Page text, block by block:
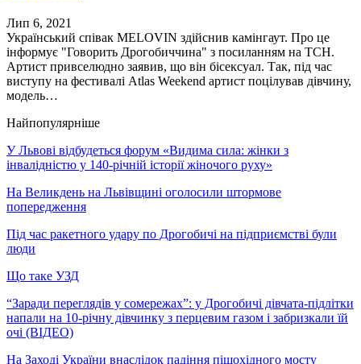
Лип 6, 2021
Український співак MELOVIN здійснив камінгаут. Про це
інформує "Говорить Дрогобиччина" з посиланням на ТСН.
Артист привселюдно заявив, що він бісексуал. Так, під час
виступу на фестивалі Atlas Weekend артист поцілував дівчину,
модель…
Найпопулярніше
У Львові відбудеться форум «Видима сила: жінки з
інвалідністю у 140-річній історії жіночого руху»
На Великдень на Львівщині оголосили штормове
попередження
Під час ракетного удару по Дрогобичі на підприємстві були
люди
Що таке УЗД
“Заради переглядів у сомережах”: у Дрогобичі дівчата-підлітки
напали на 10-річну дівчинку з перцевим газом і забризкали їй
очі (ВІДЕО)
На Заході України внаслідок падіння пішохідного мосту